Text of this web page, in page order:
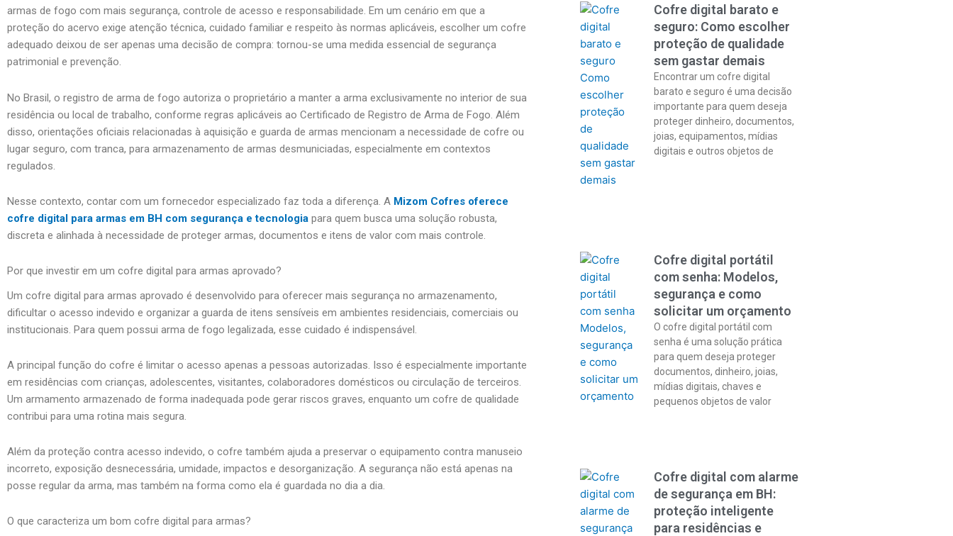
armas de fogo com mais segurança, controle de acesso e responsabilidade. Em um cenário em que a
proteção do acervo exige atenção técnica, cuidado familiar e respeito às normas aplicáveis, escolher um cofre
adequado deixou de ser apenas uma decisão de compra: tornou-se uma medida essencial de segurança
patrimonial e prevenção.
No Brasil, o registro de arma de fogo autoriza o proprietário a manter a arma exclusivamente no interior de sua
residência ou local de trabalho, conforme regras aplicáveis ao Certificado de Registro de Arma de Fogo. Além
disso, orientações oficiais relacionadas à aquisição e guarda de armas mencionam a necessidade de cofre ou
lugar seguro, com tranca, para armazenamento de armas desmuniciadas, especialmente em contextos
regulados.
Nesse contexto, contar com um fornecedor especializado faz toda a diferença. A Mizom Cofres oferece
cofre digital para armas em BH com segurança e tecnologia para quem busca uma solução robusta,
discreta e alinhada à necessidade de proteger armas, documentos e itens de valor com mais controle.
Por que investir em um cofre digital para armas aprovado?
Um cofre digital para armas aprovado é desenvolvido para oferecer mais segurança no armazenamento,
dificultar o acesso indevido e organizar a guarda de itens sensíveis em ambientes residenciais, comerciais ou
institucionais. Para quem possui arma de fogo legalizada, esse cuidado é indispensável.
A principal função do cofre é limitar o acesso apenas a pessoas autorizadas. Isso é especialmente importante
em residências com crianças, adolescentes, visitantes, colaboradores domésticos ou circulação de terceiros.
Um armamento armazenado de forma inadequada pode gerar riscos graves, enquanto um cofre de qualidade
contribui para uma rotina mais segura.
Além da proteção contra acesso indevido, o cofre também ajuda a preservar o equipamento contra manuseio
incorreto, exposição desnecessária, umidade, impactos e desorganização. A segurança não está apenas na
posse regular da arma, mas também na forma como ela é guardada no dia a dia.
O que caracteriza um bom cofre digital para armas?
Cofre digital barato e
seguro: Como escolher
proteção de qualidade
sem gastar demais
Encontrar um cofre digital
barato e seguro é uma decisão
importante para quem deseja
proteger dinheiro, documentos,
joias, equipamentos, mídias
digitais e outros objetos de
Cofre digital portátil
com senha: Modelos,
segurança e como
solicitar um orçamento
O cofre digital portátil com
senha é uma solução prática
para quem deseja proteger
documentos, dinheiro, joias,
mídias digitais, chaves e
pequenos objetos de valor
Cofre digital com alarme
de segurança em BH:
proteção inteligente
para residências e